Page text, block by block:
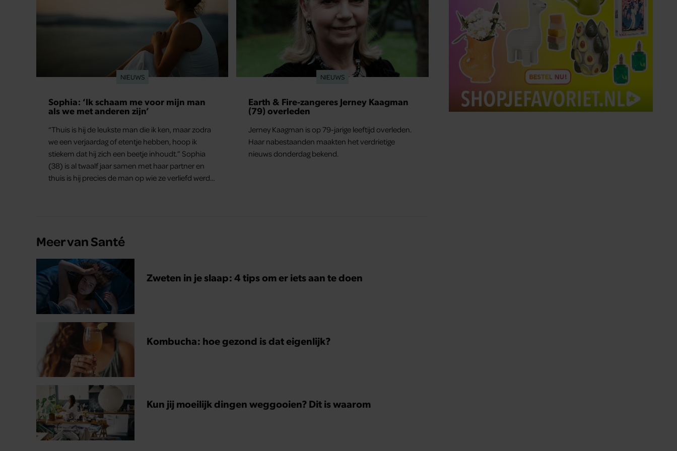
NIEUWS
Sophia: ‘Ik schaam me voor mijn man
als we met anderen zijn’
“Thuis is hij de leukste man die ik ken, maar zodra
we een verjaardag of etentje hebben, hoop ik
stiekem dat hij zich een beetje inhoudt.” Sophia
(38) is al twaalf jaar samen met haar partner en
thuis is hij precies de man op wie ze verliefd werd:
NIEUWS
Earth & Fire-zangeres Jerney Kaagman
(79) overleden
Jerney Kaagman is op 79-jarige leeftijd overleden.
Haar nabestaanden maakten het verdrietige
nieuws donderdag bekend.
Meer van Santé
Zweten in je slaap: 4 tips om er iets aan te doen
Kombucha: hoe gezond is dat eigenlijk?
Kun jij moeilijk dingen weggooien? Dit is waarom